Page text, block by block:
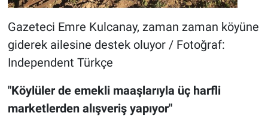
Gazeteci Emre Kulcanay, zaman zaman köyüne
giderek ailesine destek oluyor / Fotoğraf:
Independent Türkçe
"Köylüler de emekli maaşlarıyla üç harfli
marketlerden alışveriş yapıyor"